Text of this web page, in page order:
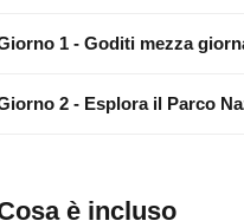
1 - Goditi mezza
2 - Esplora il Parco
è incluso